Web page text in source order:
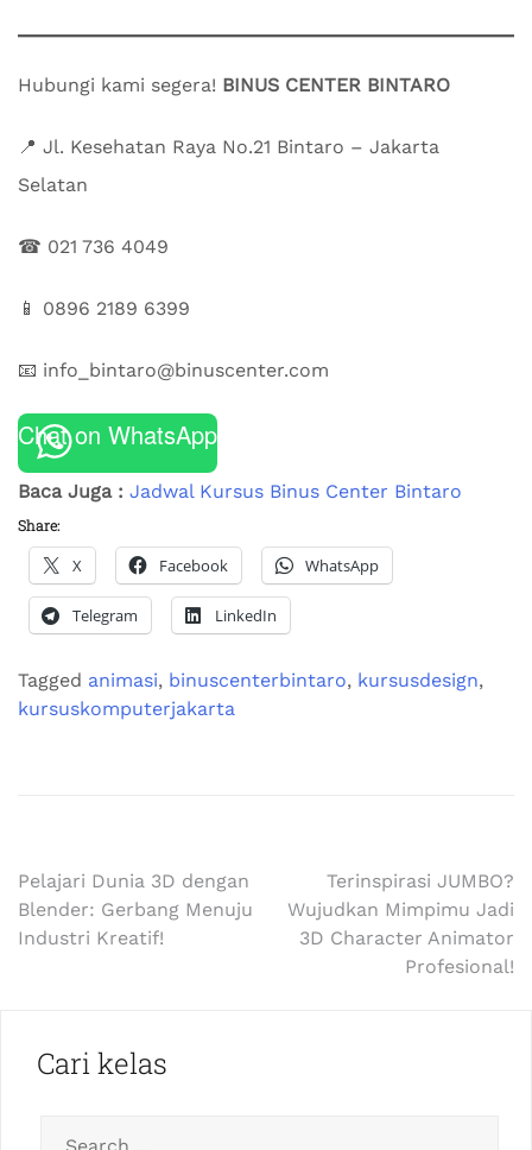
Hubungi kami segera! BINUS CENTER BINTARO
📍 Jl. Kesehatan Raya No.21 Bintaro – Jakarta
Selatan
☎ 021 736 4049
📱 0896 2189 6399
📧 info_bintaro@binuscenter.com
Chat on WhatsApp
Baca Juga : Jadwal Kursus Binus Center Bintaro
Share:
X Facebook WhatsApp
Telegram LinkedIn
Tagged animasi, binuscenterbintaro, kursusdesign,
kursuskomputerjakarta
Pelajari Dunia 3D dengan
Blender: Gerbang Menuju
Industri Kreatif!
Terinspirasi JUMBO?
Wujudkan Mimpimu Jadi
3D Character Animator
Profesional!
Cari kelas